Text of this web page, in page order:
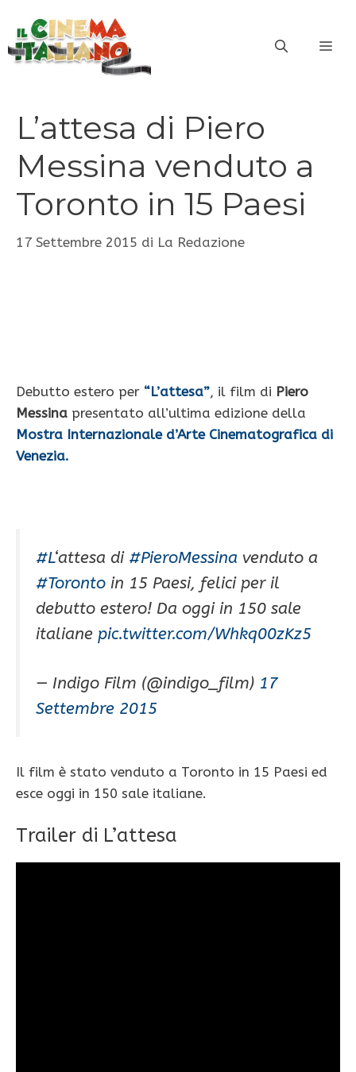
contenuto
L’attesa di Piero
Messina venduto a
Toronto in 15 Paesi
17 Settembre 2015 di La Redazione
Debutto estero per “L’attesa”, il film di Piero
Messina presentato all’ultima edizione della
Mostra Internazionale d’Arte Cinematografica di
Venezia.
#L‘attesa di #PieroMessina venduto a
#Toronto in 15 Paesi, felici per il
debutto estero! Da oggi in 150 sale
italiane pic.twitter.com/Whkq00zKz5
— Indigo Film (@indigo_film) 17
Settembre 2015
Il film è stato venduto a Toronto in 15 Paesi ed
esce oggi in 150 sale italiane.
Trailer di L’attesa